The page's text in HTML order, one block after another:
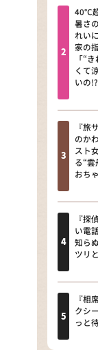
40℃
暑さ
れい
家の
「“
くて
いの!?
『旅
のか
スト
る“
おち
『探
い電
知ら
ツリ
『相
クシ
っと